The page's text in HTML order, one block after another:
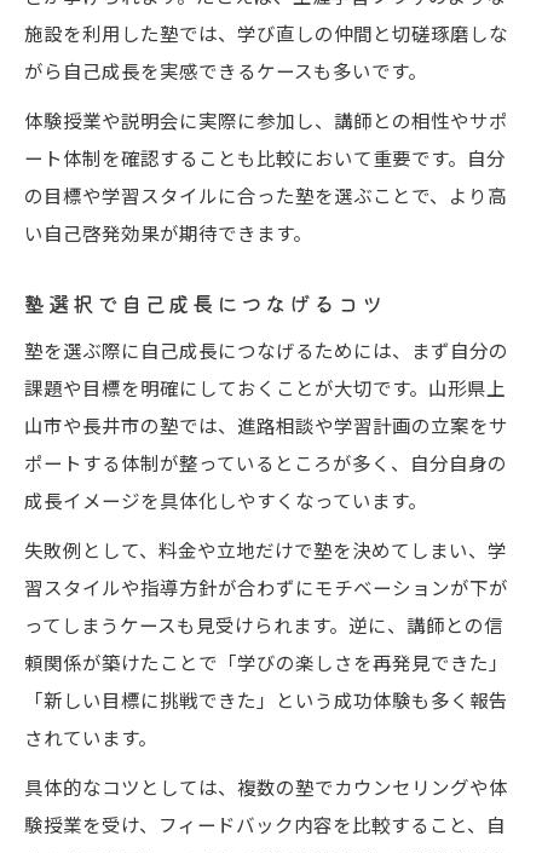
施設を利用した塾では、学び直しの仲間と切磋琢磨しな
がら自己成長を実感できるケースも多いです。
体験授業や説明会に実際に参加し、講師との相性やサポ
ート体制を確認することも比較において重要です。自分
の目標や学習スタイルに合った塾を選ぶことで、より高
い自己啓発効果が期待できます。
塾選択で自己成長につなげるコツ
塾を選ぶ際に自己成長につなげるためには、まず自分の
課題や目標を明確にしておくことが大切です。山形県上
山市や長井市の塾では、進路相談や学習計画の立案をサ
ポートする体制が整っているところが多く、自分自身の
成長イメージを具体化しやすくなっています。
失敗例として、料金や立地だけで塾を決めてしまい、学
習スタイルや指導方針が合わずにモチベーションが下が
ってしまうケースも見受けられます。逆に、講師との信
頼関係が築けたことで「学びの楽しさを再発見できた」
「新しい目標に挑戦できた」という成功体験も多く報告
されています。
具体的なコツとしては、複数の塾でカウンセリングや体
験授業を受け、フィードバック内容を比較すること、自